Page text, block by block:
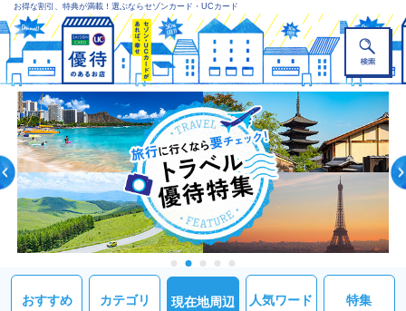
お得な割引、特典が満載！選ぶならセゾンカード・UCカード
おすすめ カテゴリ 現在地周辺 人気ワード 特集